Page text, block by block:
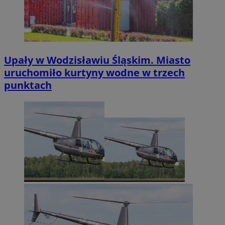
Upały w Wodzisławiu Śląskim. Miasto
uruchomiło kurtyny wodne w trzech
punktach